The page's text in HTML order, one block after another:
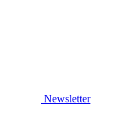
Newsletter